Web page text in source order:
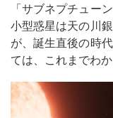
「サブネプチュー
小型惑星は天の川
が、誕生直後の時
ては、これまでわ